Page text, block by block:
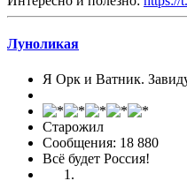
Луноликая
Я Орк и Ватник.
Старожил
Сообщения: 18 880
Всё будет Россия!